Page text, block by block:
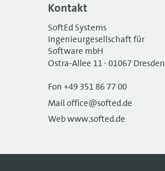
Kontakt
SoftEd Systems
Ingenieurgesellschaft für
Software mbH
Ostra-Allee 11 · 01067 Dresden
Fon +49 351 86 77 00
Mail office@softed.de
Web www.softed.de